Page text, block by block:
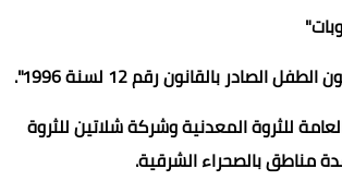
للثروة المعدنية وشركة شلاتين للثروة
مناطق بالصحراء الشرقية.